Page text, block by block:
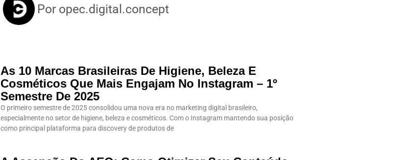
Por opec.digital.concept
As 10 Marcas Brasileiras De Higiene, Beleza E
Cosméticos Que Mais Engajam No Instagram – 1º
Semestre De 2025
O primeiro semestre de 2025 consolidou uma nova era no marketing digital brasileiro,
especialmente no setor de higiene, beleza e cosméticos. Com o Instagram mantendo sua posição
como principal plataforma para discovery de produtos de